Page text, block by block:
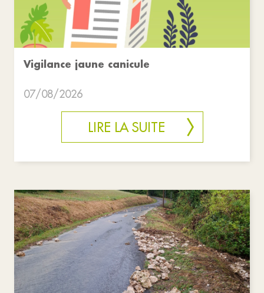
Vigilance jaune canicule
07/08/2026
LIRE LA SUITE